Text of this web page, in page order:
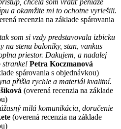
chcela som vrátiť peniaze
a okamžite mi to ochotne vyriešili.
recenzia na základe spárovania
som si vzdy predstavovala izbicku
na stenu baloniky, stan, vankus
priestor. Dakujem, a nadalej
stranke! Petra Koczmanová
spárovania s objednávkou)
přišla rychle a materiál kvalitní.
(overená recenzia na základe
milá komunikácia, doručenie
(overená recenzia na základe